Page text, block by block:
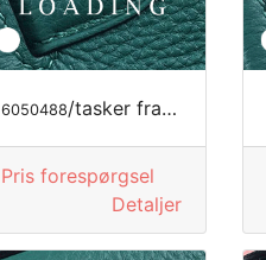
6050488/tasker fra JIMMY CHOO
Pris forespørgsel
Detaljer